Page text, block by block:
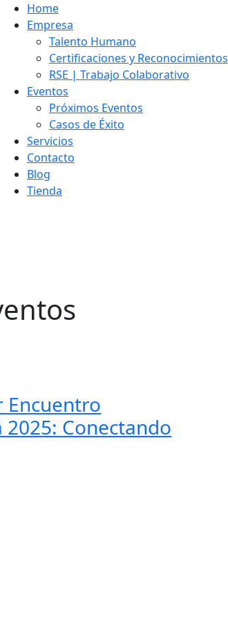
Home
Empresa
Talento Humano
Certificaciones y Reconocimientos
RSE | Trabajo Colaborativo
Eventos
Próximos Eventos
Casos de Éxito
Servicios
Contacto
Blog
Tienda
Encuentro
2025: Conectando